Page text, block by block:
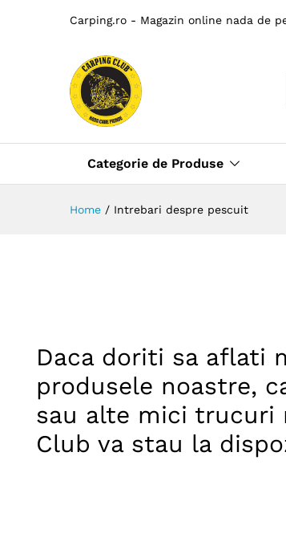
Carping.ro - Magazin online nada de
Categorie de Produse
Home / Intrebari despre pescuit
Daca doriti sa aflati
produsele noastre,
sau alte mici trucuri
Club va stau la